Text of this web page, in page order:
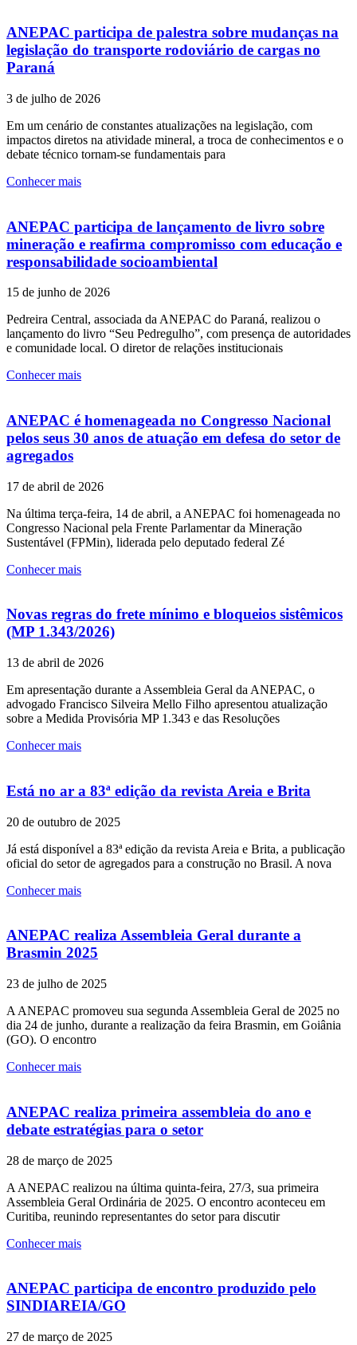
ANEPAC participa de palestra sobre mudanças na
legislação do transporte rodoviário de cargas no
Paraná
3 de julho de 2026
Em um cenário de constantes atualizações na legislação, com
impactos diretos na atividade mineral, a troca de conhecimentos e o
debate técnico tornam-se fundamentais para
Conhecer mais
ANEPAC participa de lançamento de livro sobre
mineração e reafirma compromisso com educação e
responsabilidade socioambiental
15 de junho de 2026
Pedreira Central, associada da ANEPAC do Paraná, realizou o
lançamento do livro “Seu Pedregulho”, com presença de autoridades
e comunidade local. O diretor de relações institucionais
Conhecer mais
ANEPAC é homenageada no Congresso Nacional
pelos seus 30 anos de atuação em defesa do setor de
agregados
17 de abril de 2026
Na última terça-feira, 14 de abril, a ANEPAC foi homenageada no
Congresso Nacional pela Frente Parlamentar da Mineração
Sustentável (FPMin), liderada pelo deputado federal Zé
Conhecer mais
Novas regras do frete mínimo e bloqueios sistêmicos
(MP 1.343/2026)
13 de abril de 2026
Em apresentação durante a Assembleia Geral da ANEPAC, o
advogado Francisco Silveira Mello Filho apresentou atualização
sobre a Medida Provisória MP 1.343 e das Resoluções
Conhecer mais
Está no ar a 83ª edição da revista Areia e Brita
20 de outubro de 2025
Já está disponível a 83ª edição da revista Areia e Brita, a publicação
oficial do setor de agregados para a construção no Brasil. A nova
Conhecer mais
ANEPAC realiza Assembleia Geral durante a
Brasmin 2025
23 de julho de 2025
A ANEPAC promoveu sua segunda Assembleia Geral de 2025 no
dia 24 de junho, durante a realização da feira Brasmin, em Goiânia
(GO). O encontro
Conhecer mais
ANEPAC realiza primeira assembleia do ano e
debate estratégias para o setor
28 de março de 2025
A ANEPAC realizou na última quinta-feira, 27/3, sua primeira
Assembleia Geral Ordinária de 2025. O encontro aconteceu em
Curitiba, reunindo representantes do setor para discutir
Conhecer mais
ANEPAC participa de encontro produzido pelo
SINDIAREIA/GO
27 de março de 2025